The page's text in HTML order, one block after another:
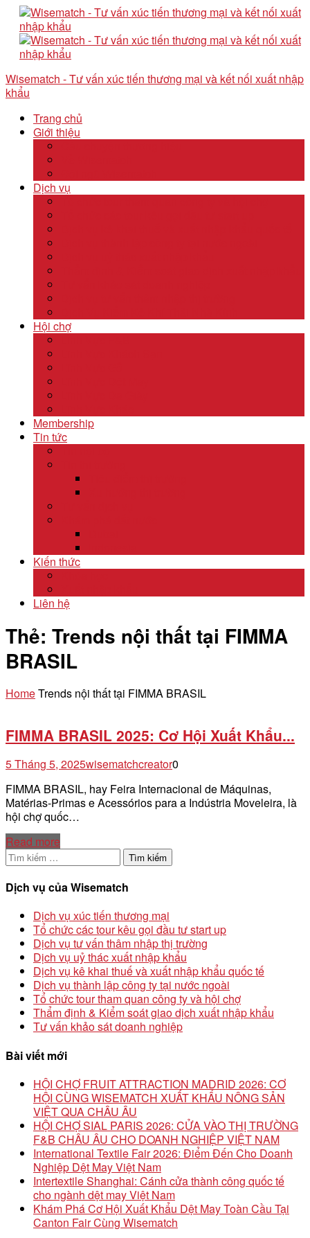
Wisematch - Tư vấn xúc tiến thương mại và kết nối xuất nhập
khẩu
Trang chủ
Giới thiệu
Dịch vụ
Hội chợ
Membership
Tin tức
Kiến thức
Liên hệ
Thẻ: Trends nội thất tại FIMMA
BRASIL
HomeTrends nội thất tại FIMMA BRASIL
FIMMA BRASIL 2025: Cơ Hội Xuất Khẩu...
5 Tháng 5, 2025wisematchcreator0
FIMMA BRASIL, hay Feira Internacional de Máquinas,
Matérias-Primas e Acessórios para a Indústria Moveleira, là
hội chợ quốc…
Read more
Tìm
kiếm
cho:
Dịch vụ của Wisematch
Dịch vụ xúc tiến thương mại
Tổ chức các tour kêu gọi đầu tư start up
Dịch vụ tư vấn thâm nhập thị trường
Dịch vụ uỷ thác xuất nhập khẩu
Dịch vụ kê khai thuế và xuất nhập khẩu quốc tế
Dịch vụ thành lập công ty tại nước ngoài
Tổ chức tour tham quan công ty và hội chợ
Thẩm định & Kiểm soát giao dịch xuất nhập khẩu
Tư vấn khảo sát doanh nghiệp
Bài viết mới
HỘI CHỢ FRUIT ATTRACTION MADRID 2026: CƠ
HỘI CÙNG WISEMATCH XUẤT KHẨU NÔNG SẢN
VIỆT QUA CHÂU ÂU
HỘI CHỢ SIAL PARIS 2026: CỬA VÀO THỊ TRƯỜNG
F&B CHÂU ÂU CHO DOANH NGHIỆP VIỆT NAM
International Textile Fair 2026: Điểm Đến Cho Doanh
Nghiệp Dệt May Việt Nam
Intertextile Shanghai: Cánh cửa thành công quốc tế
cho ngành dệt may Việt Nam
Khám Phá Cơ Hội Xuất Khẩu Dệt May Toàn Cầu Tại
Canton Fair Cùng Wisematch